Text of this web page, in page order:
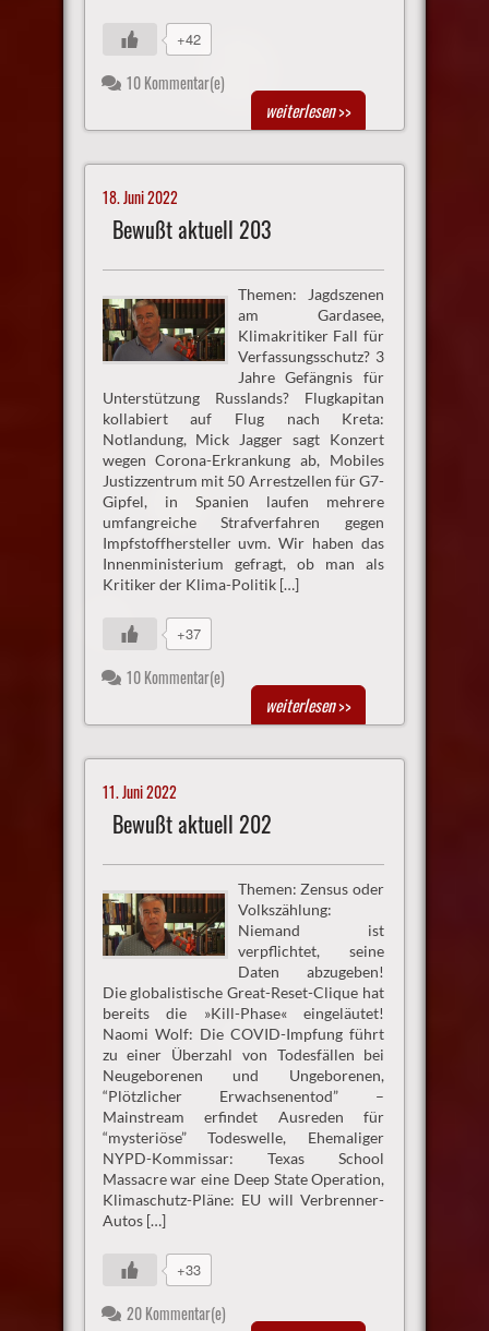
+42
10 Kommentar(e)
weiterlesen>>
18. Juni 2022
Bewußt aktuell 203
Themen: Jagdszenen
am Gardasee,
Klimakritiker Fall für
Verfassungsschutz? 3
Jahre Gefängnis für
Unterstützung Russlands? Flugkapitan
kollabiert auf Flug nach Kreta:
Notlandung, Mick Jagger sagt Konzert
wegen Corona-Erkrankung ab, Mobiles
Justizzentrum mit 50 Arrestzellen für G7-
Gipfel, in Spanien laufen mehrere
umfangreiche Strafverfahren gegen
Impfstoffhersteller uvm. Wir haben das
Innenministerium gefragt, ob man als
Kritiker der Klima-Politik […]
+37
10 Kommentar(e)
weiterlesen>>
11. Juni 2022
Bewußt aktuell 202
Themen: Zensus oder
Volkszählung:
Niemand ist
verpflichtet, seine
Daten abzugeben!
Die globalistische Great-Reset-Clique hat
bereits die »Kill-Phase« eingeläutet!
Naomi Wolf: Die COVID-Impfung führt
zu einer Überzahl von Todesfällen bei
Neugeborenen und Ungeborenen,
“Plötzlicher Erwachsenentod” –
Mainstream erfindet Ausreden für
“mysteriöse” Todeswelle, Ehemaliger
NYPD-Kommissar: Texas School
Massacre war eine Deep State Operation,
Klimaschutz-Pläne: EU will Verbrenner-
Autos […]
+33
20 Kommentar(e)